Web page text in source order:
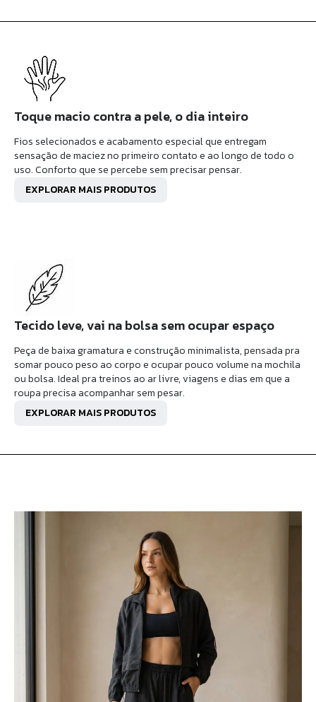
Toque macio contra a pele, o dia inteiro
Fios selecionados e acabamento especial que entregam
sensação de maciez no primeiro contato e ao longo de todo o
uso. Conforto que se percebe sem precisar pensar.
EXPLORAR MAIS PRODUTOS
Tecido leve, vai na bolsa sem ocupar espaço
Peça de baixa gramatura e construção minimalista, pensada pra
somar pouco peso ao corpo e ocupar pouco volume na mochila
ou bolsa. Ideal pra treinos ao ar livre, viagens e dias em que a
roupa precisa acompanhar sem pesar.
EXPLORAR MAIS PRODUTOS